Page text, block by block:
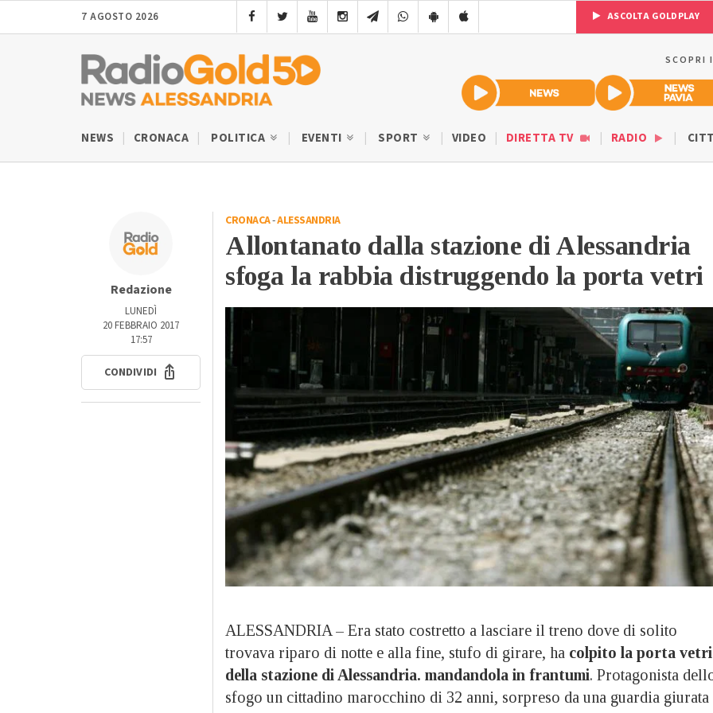
7 AGOSTO 2026 ASCOLTA GOLDPLAY
SCOPRI
NEWS CRONACA POLITICA EVENTI SPORT VIDEO DIRETTA TV RADIO
Redazione
LUNEDÌ
20 FEBBRAIO 2017
17:57
CONDIVIDI
CRONACA-ALESSANDRIA
Allontanato dalla stazione di Alessandria
sfoga la rabbia distruggendo la porta vetri
ALESSANDRIA – Era stato costretto a lasciare il treno dove di solito
trovava riparo di notte e alla fine, stufo di girare, ha colpito la porta vetri
della stazione di Alessandria. mandandola in frantumi. Protagonista
sfogo un cittadino marocchino di 32 anni, sorpreso da una guardia giurata